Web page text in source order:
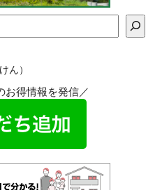
ん）
お得情報を発信／